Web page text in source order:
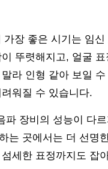
가장 좋은 시기는 임
뚜렷해지고, 얼굴
라 인형 같아 보일
워질 수 있습니다.
파 장비의 성능이 다
는 곳에서는 더 선명
세한 표정까지도 잡